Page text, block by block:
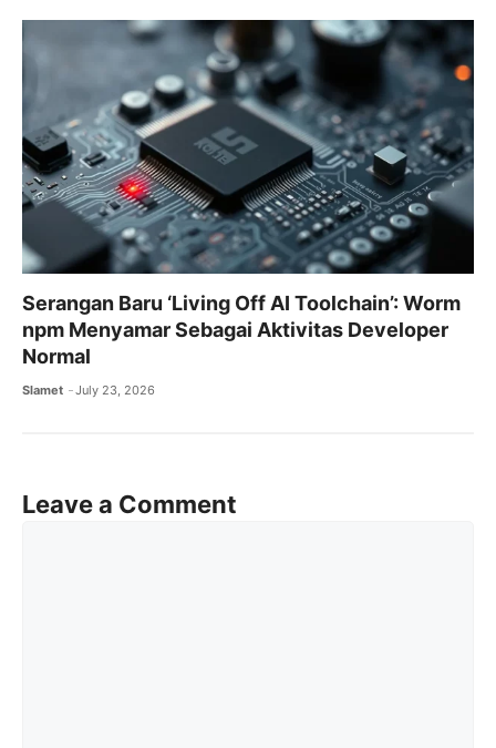
Serangan Baru ‘Living Off AI Toolchain’: Worm
npm Menyamar Sebagai Aktivitas Developer
Normal
Slamet July 23, 2026
Leave a Comment